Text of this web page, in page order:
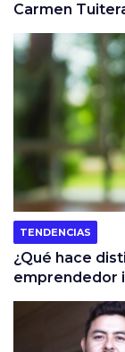
Carmen
TENDENCIAS
¿Qué hace
emprendedor